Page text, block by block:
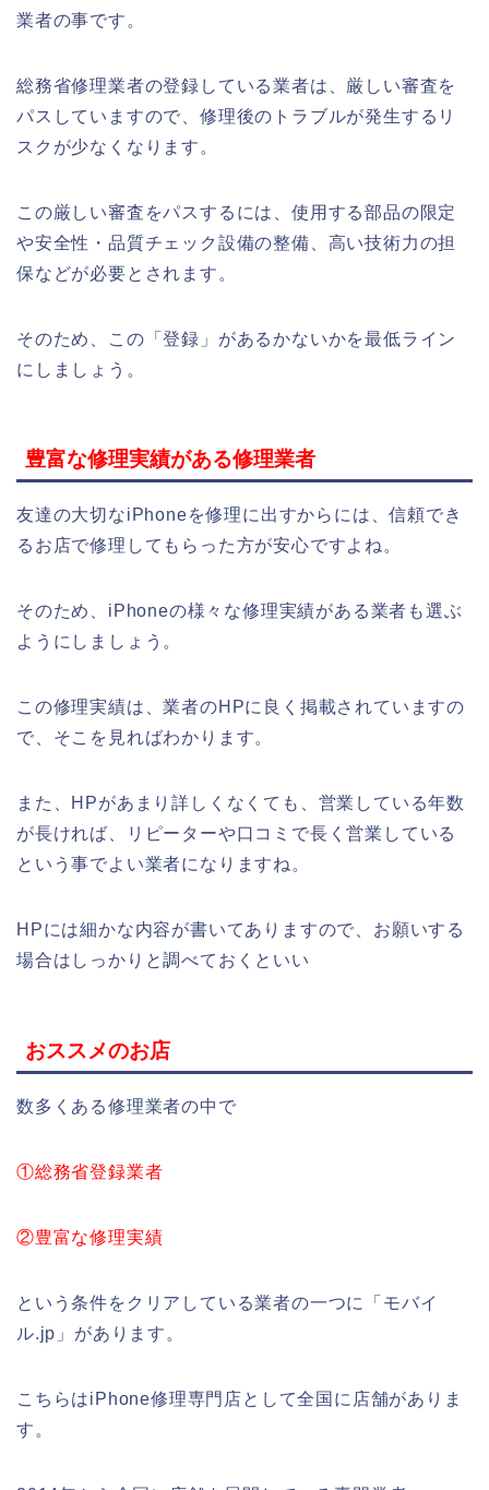
業者の事です。
総務省修理業者の登録している業者は、厳しい審査を
パスしていますので、修理後のトラブルが発生するリ
スクが少なくなります。
この厳しい審査をパスするには、使用する部品の限定
や安全性・品質チェック設備の整備、高い技術力の担
保などが必要とされます。
そのため、この「登録」があるかないかを最低ライン
にしましょう。
豊富な修理実績がある修理業者
友達の大切なiPhoneを修理に出すからには、信頼でき
るお店で修理してもらった方が安心ですよね。
そのため、iPhoneの様々な修理実績がある業者も選ぶ
ようにしましょう。
この修理実績は、業者のHPに良く掲載されていますの
で、そこを見ればわかります。
また、HPがあまり詳しくなくても、営業している年数
が長ければ、リピーターや口コミで長く営業している
という事でよい業者になりますね。
HPには細かな内容が書いてありますので、お願いする
場合はしっかりと調べておくといい
おススメのお店
数多くある修理業者の中で
①総務省登録業者
②豊富な修理実績
という条件をクリアしている業者の一つに「モバイ
ル.jp」があります。
こちらはiPhone修理専門店として全国に店舗がありま
す。